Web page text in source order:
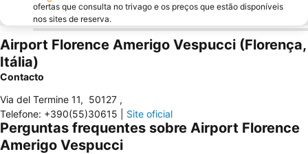
ofertas que consulta no trivago e os preços que estão disponíveis
nos sites de reserva.
Airport Florence Amerigo Vespucci (Florença,
Itália)
Contacto
Via del Termine 11, 50127 ,
Telefone: +390(55)30615 Site oficial
Perguntas frequentes sobre Airport Florence
Amerigo Vespucci